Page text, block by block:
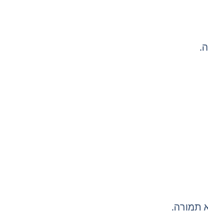
תמורה.